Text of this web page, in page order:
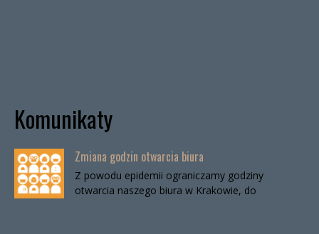
Komunikaty
Zmiana godzin otwarcia biura
Z powodu epidemii ograniczamy godziny
otwarcia naszego biura w Krakowie, do